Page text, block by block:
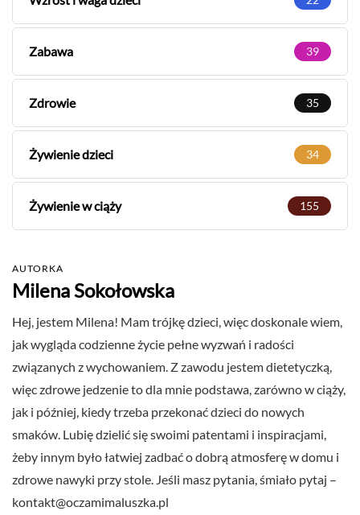
Zabawa 39
Zdrowie 35
Żywienie dzieci 34
Żywienie w ciąży 155
AUTORKA
Milena Sokołowska
Hej, jestem Milena! Mam trójkę dzieci, więc doskonale wiem,
jak wygląda codzienne życie pełne wyzwań i radości
związanych z wychowaniem. Z zawodu jestem dietetyczką,
więc zdrowe jedzenie to dla mnie podstawa, zarówno w ciąży,
jak i później, kiedy trzeba przekonać dzieci do nowych
smaków. Lubię dzielić się swoimi patentami i inspiracjami,
żeby innym było łatwiej zadbać o dobrą atmosferę w domu i
zdrowe nawyki przy stole. Jeśli masz pytania, śmiało pytaj –
kontakt@oczamimaluszka.pl